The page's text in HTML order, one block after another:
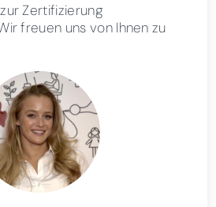
Zertifizierung
freuen uns von Ihnen zu